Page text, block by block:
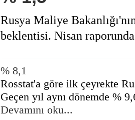
Rusya Maliye
beklentisi. Nisan
% 8,1
Rosstat'a göre ilk çeyrekte
Geçen yıl aynı dönemde %
Devamını oku...